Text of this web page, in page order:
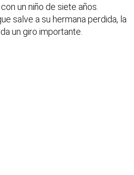
un niño de siete años.
salve a su hermana perdida, la
un giro importante.